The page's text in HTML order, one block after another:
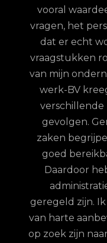
vooral
vragen, het
dat er echt
vraagstukken
van mijn
werk-BV
verschillende
gevolgen.
zaken
goed
Daardoor
geregeld zijn.
van harte
op zoek zijn